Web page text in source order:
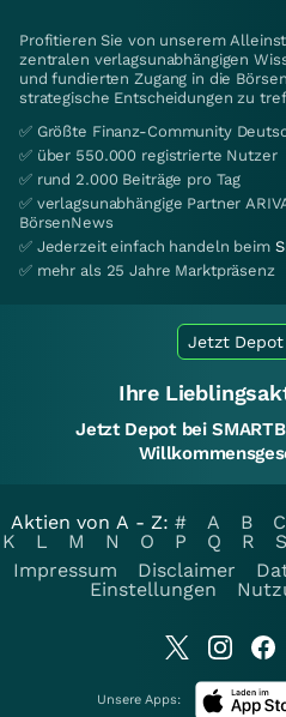
Profitieren Sie von unserem
zentralen verlagsunabhängigen
und fundierten Zugang in die
strategische Entscheidungen zu
✅ Größte Finanz-Community
✅ über 550.000 registrierte Nutzer
✅ rund 2.000 Beiträge pro Tag
✅ verlagsunabhängige Partner
BörsenNews
✅ Jederzeit einfach handeln beim
✅ mehr als 25 Jahre Marktpräsenz
Jetzt
Ihre
Jetzt Depot bei
Aktien von A - Z: # A B C
K
L M N O P Q R S
Impressum
Disclaimer
Einstellungen
Unsere Apps: